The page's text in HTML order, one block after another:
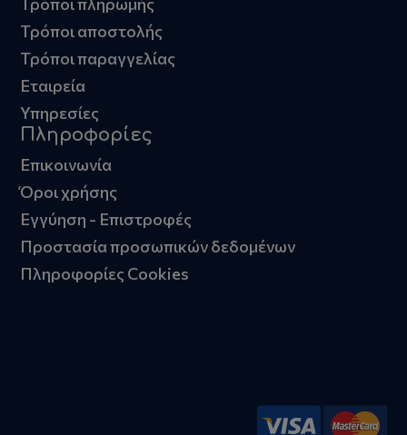
Τρόποι αποστολής
Τρόποι παραγγελίας
Εταιρεία
Υπηρεσίες
Πληροφορίες
Επικοινωνία
Όροι χρήσης
Εγγύηση - Επιστροφές
Προστασία προσωπικών δεδομένων
Πληροφορίες Cookies